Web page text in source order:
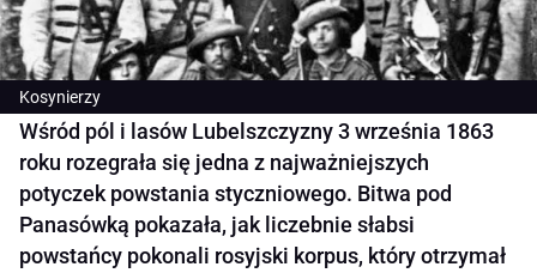
Kosynierzy
Wśród pól i lasów Lubelszczyzny 3 września 1863
roku rozegrała się jedna z najważniejszych
potyczek powstania styczniowego. Bitwa pod
Panasówką pokazała, jak liczebnie słabsi
powstańcy pokonali rosyjski korpus, który otrzymał